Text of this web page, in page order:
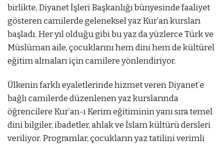
birlikte, Diyanet İşleri Başkanlığı bünyesinde faaliyet
gösteren camilerde geleneksel yaz Kur’an kursları
başladı. Her yıl olduğu gibi bu yaz da yüzlerce Türk ve
Müslüman aile, çocuklarını hem dini hem de kültürel
eğitim almaları için camilere yönlendiriyor.
Ülkenin farklı eyaletlerinde hizmet veren Diyanet’e
bağlı camilerde düzenlenen yaz kurslarında
öğrencilere Kur’an-ı Kerim eğitiminin yanı sıra temel
dini bilgiler, ibadetler, ahlak ve İslam kültürü dersleri
veriliyor. Programlar, çocukların yaz tatilini verimli